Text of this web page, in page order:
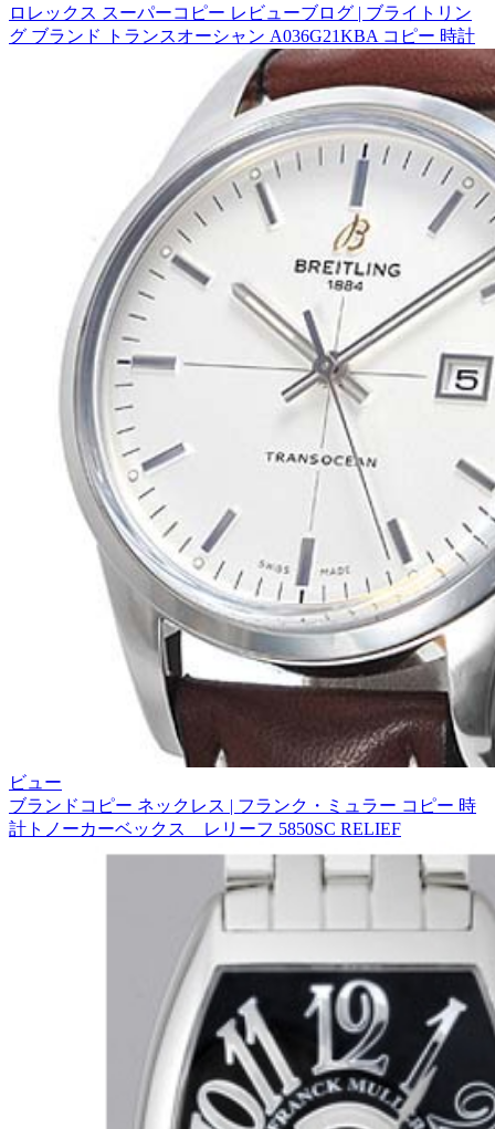
ロレックス スーパーコピー レビューブログ | ブライトリン
グ ブランド トランスオーシャン A036G21KBA コピー 時計
ビュー
ブランドコピー ネックレス | フランク・ミュラー コピー 時
計トノーカーベックス レリーフ 5850SC RELIEF